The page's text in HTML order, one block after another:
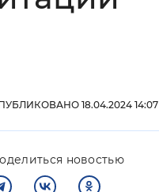
18.04.2024 14:07
новостью